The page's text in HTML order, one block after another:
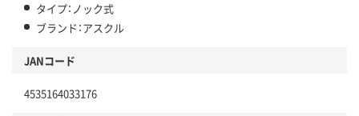
タイプ：ノック式
ブランド：アスクル
JANコード
4535164033176